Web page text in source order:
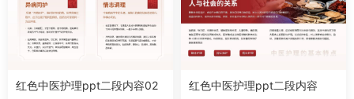
红色中医护理ppt二段内容02 红色中医护理ppt二段内容